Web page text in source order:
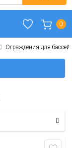
0
Ограждения для